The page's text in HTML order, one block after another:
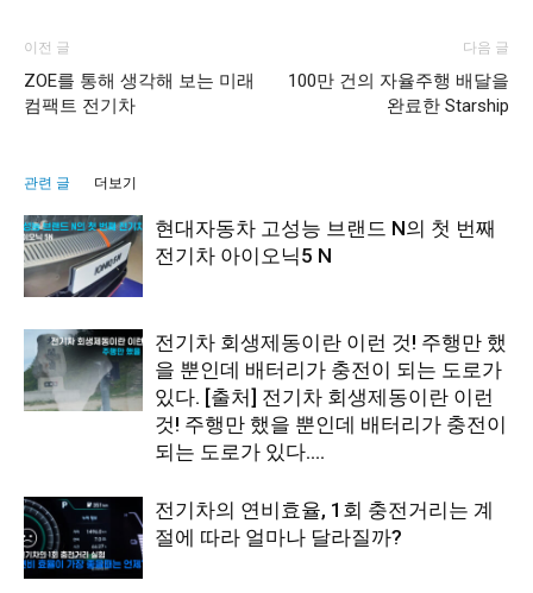
이전 글
ZOE를 통해 생각해 보는 미래
컴팩트 전기차
다음 글
100만 건의 자율주행 배달을
완료한 Starship
관련 글 더보기
현대자동차 고성능 브랜드 N의 첫 번째
전기차 아이오닉5 N
전기차 회생제동이란 이런 것! 주행만 했
을 뿐인데 배터리가 충전이 되는 도로가
있다. [출처] 전기차 회생제동이란 이런
것! 주행만 했을 뿐인데 배터리가 충전이
되는 도로가 있다....
전기차의 연비효율, 1회 충전거리는 계
절에 따라 얼마나 달라질까?